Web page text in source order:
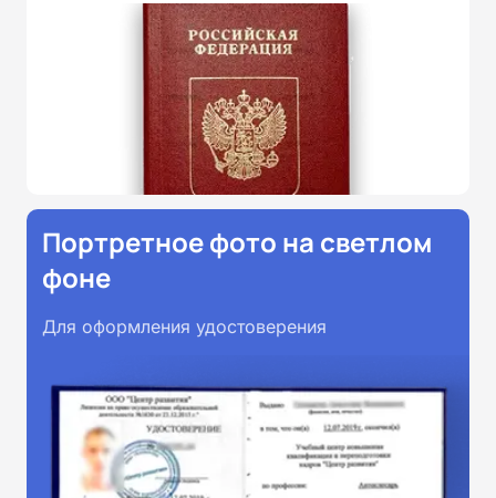
Портретное фото на светлом
фоне
Для оформления удостоверения